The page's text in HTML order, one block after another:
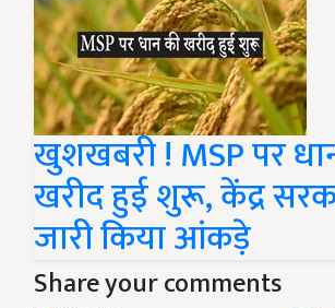
खुशखबरी ! MSP पर
खरीद हुई शुरू, केंद्र
जारी किया आंकड़े
Share your comments